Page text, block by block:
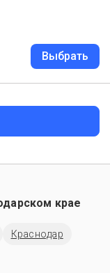
Выбрать
крае
Краснодар